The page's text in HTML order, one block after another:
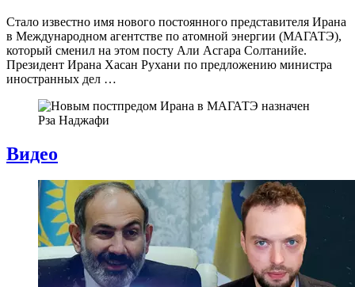
Стало известно имя нового постоянного представителя Ирана
в Международном агентстве по атомной энергии (МАГАТЭ),
который сменил на этом посту Али Асгара Солтанийе.
Президент Ирана Хасан Рухани по предложению министра
иностранных дел …
Видео